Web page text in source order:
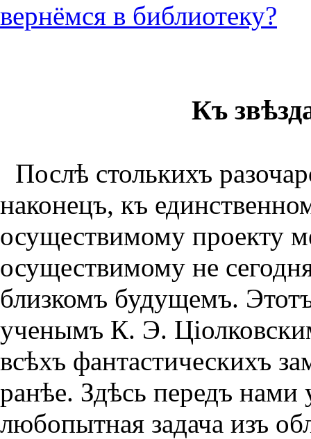
вернёмся в библиотеку?
Къ
Послѣ столькихъ
наконецъ, къ
осуществимому проекту
осуществимому не
близкомъ будущемъ.
ученымъ К. Э.
всѣхъ фантастическихъ
ранѣе. Здѣсь передъ нами
любопытная задача изъ